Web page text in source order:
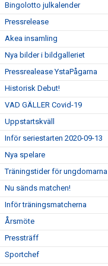
Bingolotto julkalender
Pressrelease
Akea insamling
Nya bilder i bildgalleriet
Pressrealease YstaPågarna
Historisk Debut!
VAD GÄLLER Covid-19
Uppstartskväll
Inför seriestarten 2020-09-13
Nya spelare
Träningstider för ungdomarna
Nu sänds matchen!
Inför träningsmatcherna
Årsmöte
Pressträff
Sportchef